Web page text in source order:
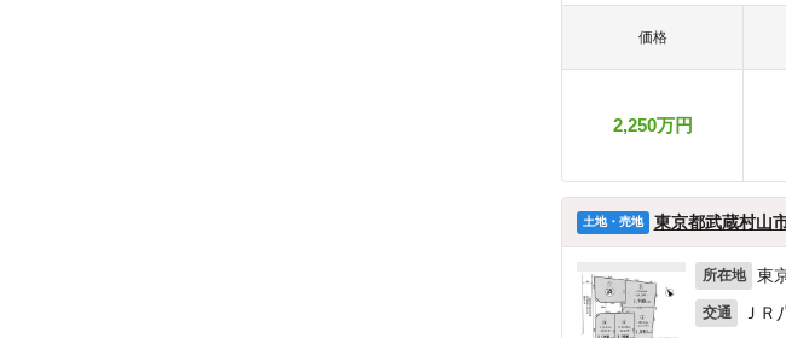
価格
2,250万円
土地・売地 東京都武蔵村山
所在地 東
交通 Ｊ